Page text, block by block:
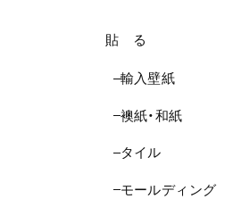
貼 る
輸入壁紙
襖紙・和紙
タイル
モールディング